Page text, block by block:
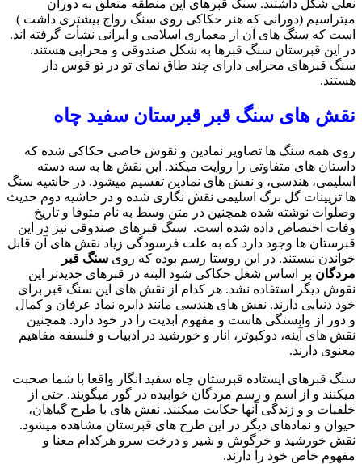
نعلی شکل داشتند. سنگ قبرهای این منطقه متعلق به دوران
میتراسیم (دورانی که هنر حکاکی روی سنگ رواج بیشتری داشت )
است که سنگ های آن از معماری اسلامی و ایرانی نشأت گرفته اند.
در این قبرستان سنگ قبرها به شکل صندوقی و محرابی هستند.
سنگ قبرهای محرابی دارای چند طاق نمای تو در تو قوس دار
هستند.
نقش های سنگ قبر قبرستان سفید چاه
روی همه سنگ ها تصاویر نمادین و نقوش خاصی حکاکی شده که
داستان های متفاوتی را روایت میکند. این نقش ها به سه دسته
اسلیمی، هندسی، و نقش های نمادین تقسیم میشود. در حاشیه سنگ
ها تزیینات گل برگ اسلیمی نقش نگاری شده و در حاشیه دوم حدیث
وصلوات نوشته شده همچنین در متن وسط به نام متوفا و تاریخ
وفات اختصاص داده شده است. سنگ قبرهای صندوقی نیز در این
قبرستان ها وجود دارد که به علت فرسودگی زیاد نقش های آن قابل
خواندن نیستند. در این روستا رسم بوده که روی سنگ قبر
مردگان بر اساس شغل حکاکی شود البته در قبرهای جدیدتر این
نقوش دیگر استفاده نشد. هر کدام از نقش های این سنگ قبر برای
خود دنیایی دارند. نقش های هندسی مانند دایره نماد عرفان و کمال
و دور از وابستگی هاست و مفهوم ابدیت را در خود دارد. همچنین
نقش های آینه، دوکبوتر، انار و خورشید در ادبیات و فلسفه مفاهیم
معنوی دارند.
سنگ قبرهای ایستاده قبرستان چاه سفید انگار واقعا با شما صحبت
میکنند و از اسم و رسم مردگان خوابیده در گور میگویند. حتی از
خلقیات و و زندگی آنها حکایت میکنند. نقش های با طرح گیاهان،
حیوان و نمادهای دیگر در این طرح های قبرستان مشاهده میشود.
نقش خورشید و خرگوش و شیر و درخت سرو هرکدام معنا و
مفهوم خاص خود را دارند.